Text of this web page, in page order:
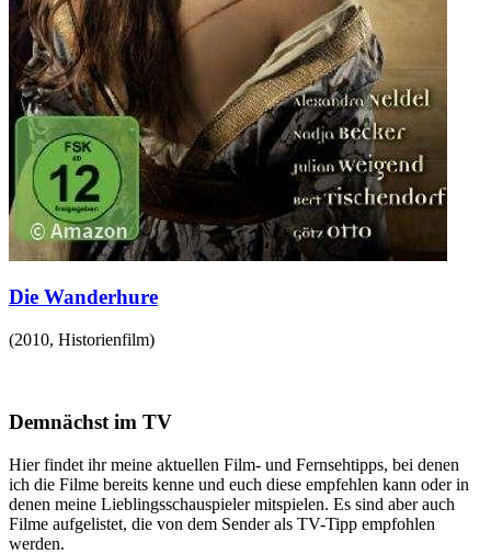
Die Wanderhure
(2010, Historienfilm)
Demnächst im TV
Hier findet ihr meine aktuellen Film- und Fernsehtipps, bei denen
ich die Filme bereits kenne und euch diese empfehlen kann oder in
denen meine Lieblingsschauspieler mitspielen. Es sind aber auch
Filme aufgelistet, die von dem Sender als TV-Tipp empfohlen
werden.